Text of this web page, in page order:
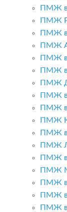
ПМЖ в
ПМЖ
ПМЖ в
ПМЖ
ПМЖ в
ПМЖ в
ПМЖ
ПМЖ в
ПМЖ в
ПМЖ
ПМЖ в
ПМЖ
ПМЖ в
ПМЖ
ПМЖ в
ПМЖ в
ПМЖ в